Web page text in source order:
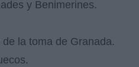
y Benimerines.
la toma de Granada.